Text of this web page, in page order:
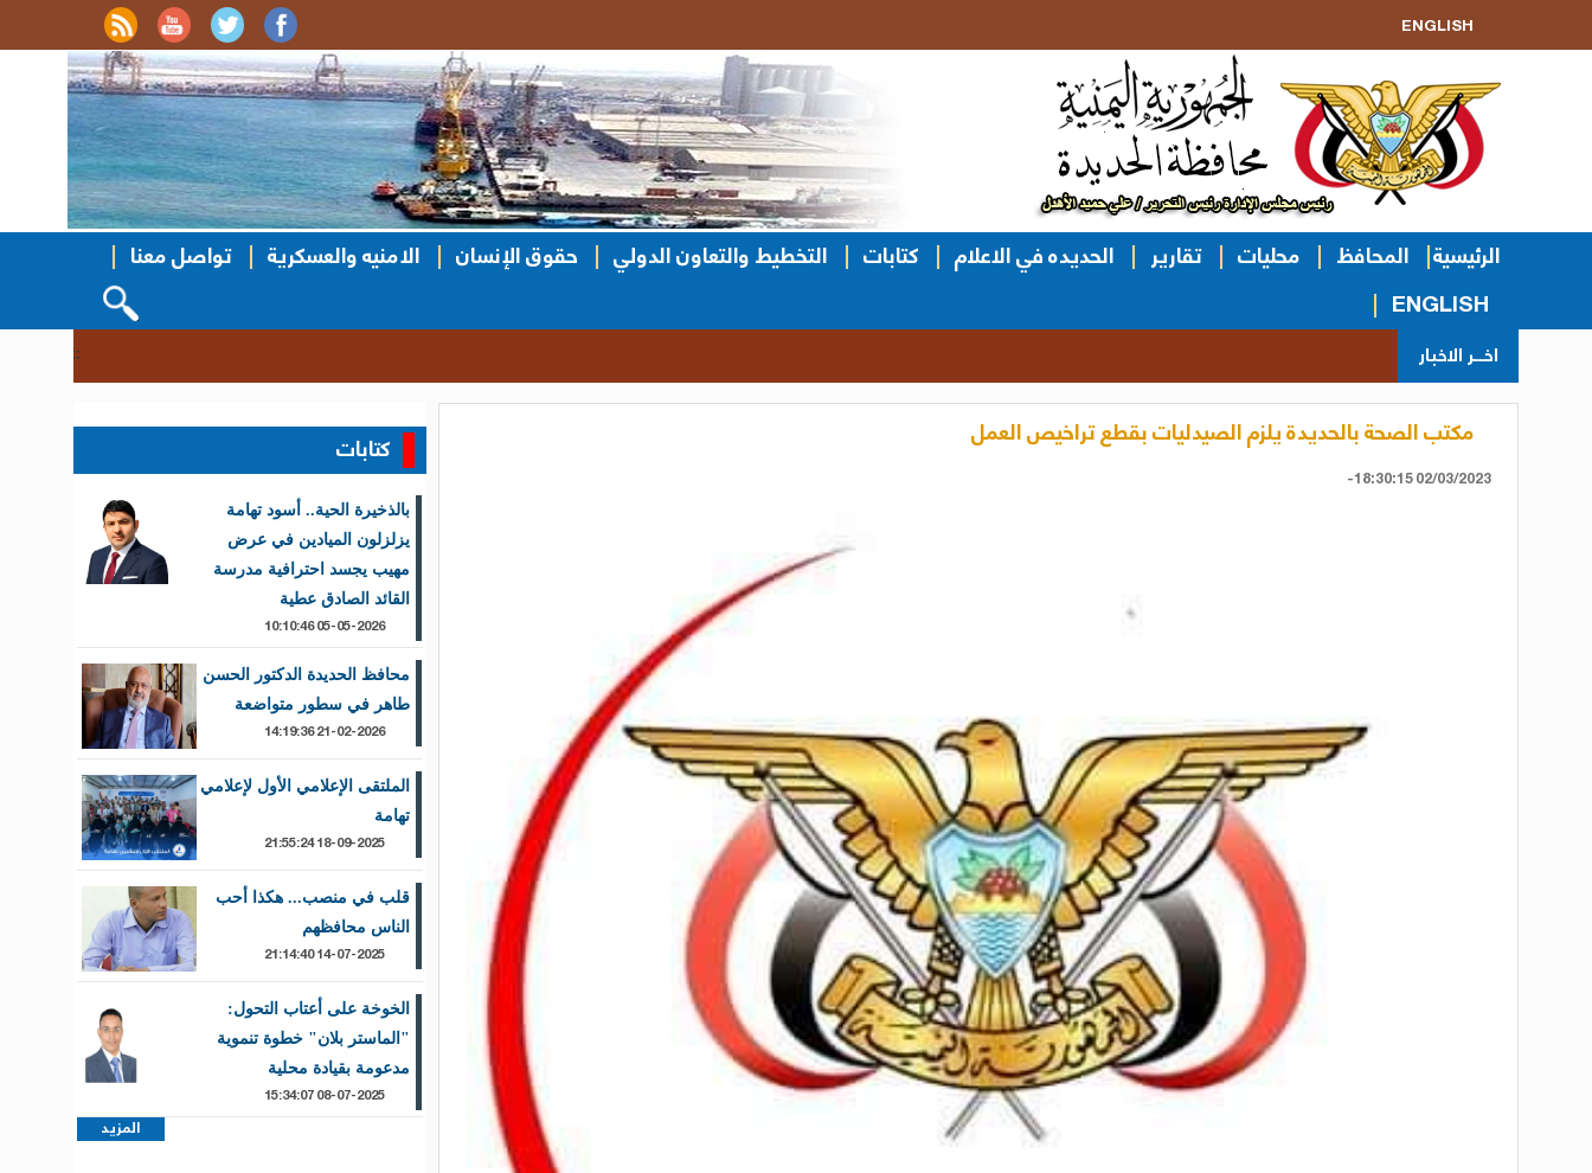
ENGLISH
الرئيسية المحافظ محليات تقارير الحديده في الاعلام كتابات التخطيط والتعاون الدولي حقوق الإنسان الامنيه والعسكرية
تواصل معنا
ENGLISH
اخــر الاخبار سحب قرعة
مكتب الصحة بالحديدة يلزم الصيدليات بقطع تراخيص العمل
02/03/2023 18:30:15-
كتابات
بالذخيرة الحية.. أسود تهامة
يزلزلون الميادين في عرض
مهيب يجسد احترافية مدرسة
القائد الصادق عطية
05-05-2026 10:10:46
محافظ الحديدة الدكتور الحسن
طاهر في سطور متواضعة
21-02-2026 14:19:36
الملتقى الإعلامي الأول لإعلامي
تهامة
18-09-2025 21:55:24
قلب في منصب... هكذا أحب
الناس محافظهم
14-07-2025 21:14:40
الخوخة على أعتاب التحول:
"الماستر بلان" خطوة تنموية
مدعومة بقيادة محلية
08-07-2025 15:34:07
المزيد